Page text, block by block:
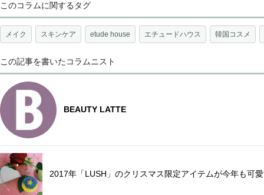
このコラムに関するタグ
メイク スキンケア etude house エチュードハウス 韓国コスメ
この記事を書いたコラムニスト
BEAUTY LATTE
2017年「LUSH」のクリスマス限定アイテムが今年も可